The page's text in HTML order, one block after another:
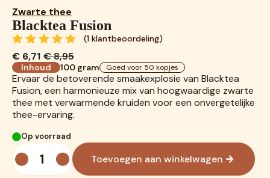
Zwarte thee
Blacktea Fusion
(1klantbeoordeling)
€8,95
Oorspronkelijke
prijs
was:
€ 8,95.
€ 6,71
Huidige
prijs
is:
€ 6,71.
Inhoud 100 gram Goed voor 50 kopjes
Ervaar de betoverende smaakexplosie van Blacktea
Fusion, een harmonieuze mix van hoogwaardige zwarte
thee met verwarmende kruiden voor een onvergetelijke
thee-ervaring.
Op voorraad
Blacktea
Fusion
aantal Toevoegen aan winkelwagen